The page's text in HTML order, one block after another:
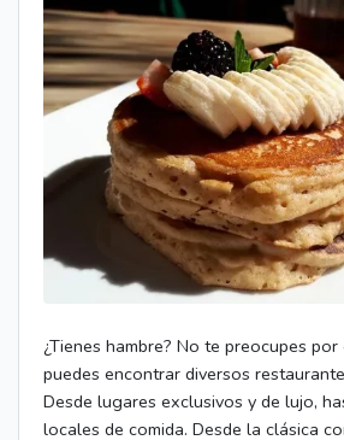
¿Tienes hambre? No te preocupes
puedes encontrar diversos
Desde lugares exclusivos y de lujo,
locales de comida. Desde la clásica